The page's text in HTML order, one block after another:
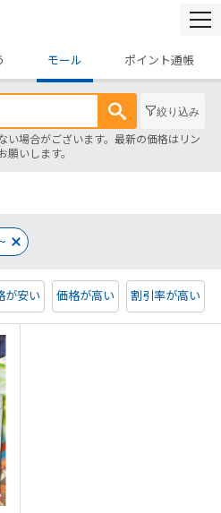
モール ポイント通帳
絞り込み
場合がございます。最新の価格はリン
いします。
が安い 価格が高い 割引率が高い